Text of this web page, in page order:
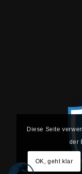
Diese Seite
der
OK, geht klar